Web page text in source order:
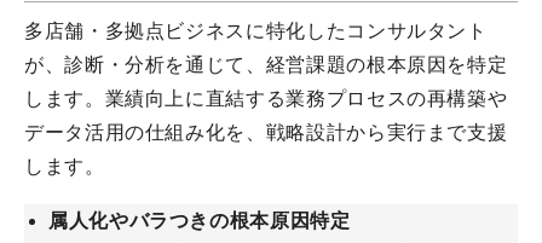
多店舗・多拠点ビジネスに特化したコンサルタント
が、診断・分析を通じて、経営課題の根本原因を特定
します。業績向上に直結する業務プロセスの再構築や
データ活用の仕組み化を、戦略設計から実行まで支援
します。
属人化やバラつきの根本原因特定